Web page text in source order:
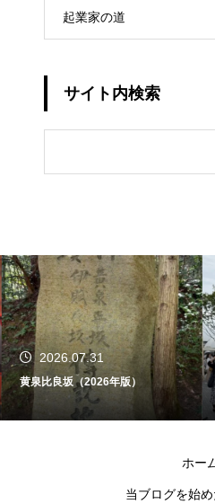
起業家の道
サイト内検索
2026.07.31
黄泉比良坂（2026年版）
ホー
当ブログを始